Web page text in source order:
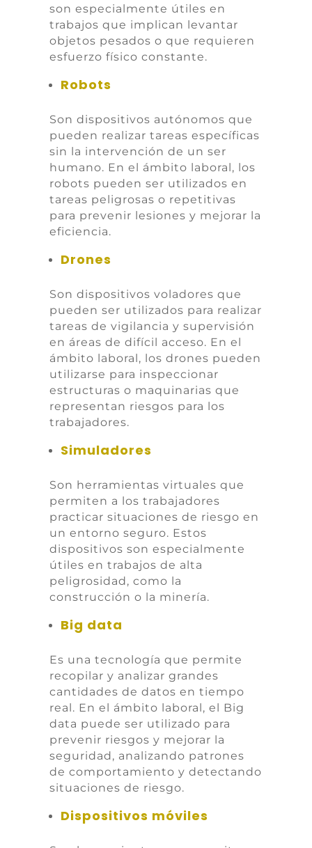
son especialmente útiles en
trabajos que implican levantar
objetos pesados o que requieren
esfuerzo físico constante.
Robots
Son dispositivos autónomos que
pueden realizar tareas específicas
sin la intervención de un ser
humano. En el ámbito laboral, los
robots pueden ser utilizados en
tareas peligrosas o repetitivas
para prevenir lesiones y mejorar la
eficiencia.
Drones
Son dispositivos voladores que
pueden ser utilizados para realizar
tareas de vigilancia y supervisión
en áreas de difícil acceso. En el
ámbito laboral, los drones pueden
utilizarse para inspeccionar
estructuras o maquinarias que
representan riesgos para los
trabajadores.
Simuladores
Son herramientas virtuales que
permiten a los trabajadores
practicar situaciones de riesgo en
un entorno seguro. Estos
dispositivos son especialmente
útiles en trabajos de alta
peligrosidad, como la
construcción o la minería.
Big data
Es una tecnología que permite
recopilar y analizar grandes
cantidades de datos en tiempo
real. En el ámbito laboral, el Big
data puede ser utilizado para
prevenir riesgos y mejorar la
seguridad, analizando patrones
de comportamiento y detectando
situaciones de riesgo.
Dispositivos móviles